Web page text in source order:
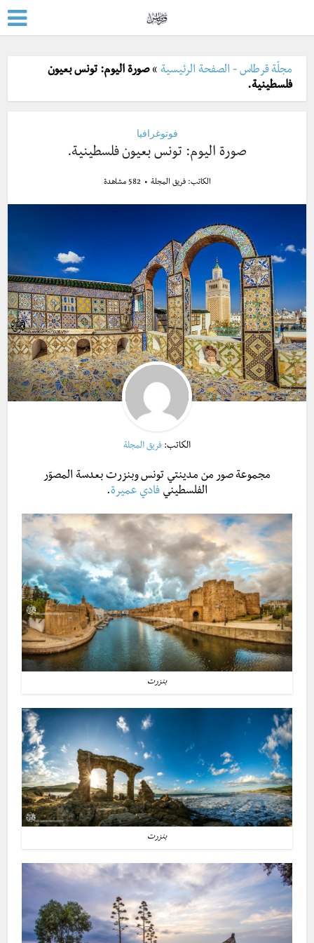
مجلّة قرطاس - الصفحة الرئيسية »صورة اليوم: تونس بعيون
فلسطينية.
فوتوغرافيا
صورة اليوم: تونس بعيون فلسطينية.
الكاتب:فريق المجلة 582 مشاهدة
الكاتب: فريق المجلة
مجموعة صور من مدينتي تونس وبنزرت بعدسة المصوّر
الفلسطيني فادي عميرة.
بنزرت
بنزرت